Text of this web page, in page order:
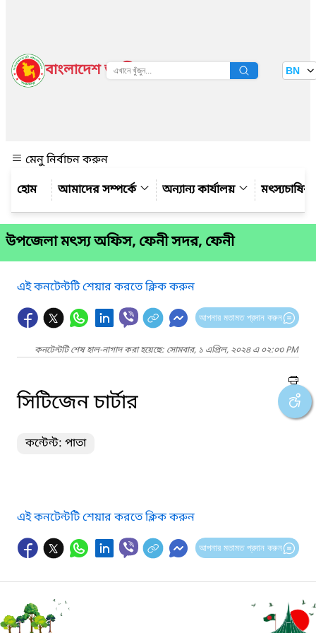
বাংলাদেশ জাতীয় তথ্য বাতায়ন BN
মেনু নির্বাচন করুন
আমাদের সম্পর্কে
অন্যান্য কার্যালয় মৎস্যচাষির
উপজেলা মৎস্য অফিস, ফেনী সদর, ফেনী
এই কনটেন্টটি শেয়ার করতে ক্লিক করুন
আপনার মতামত প্রদান করুন
কনটেন্টটি শেষ হাল-নাগাদ করা হয়েছে: সোমবার, ১ এপ্রিল, ২০২৪ এ ০২:০৩ PM
সিটিজেন চার্টার
কন্টেন্ট: পাতা
এই কনটেন্টটি শেয়ার করতে ক্লিক করুন
আপনার মতামত প্রদান করুন